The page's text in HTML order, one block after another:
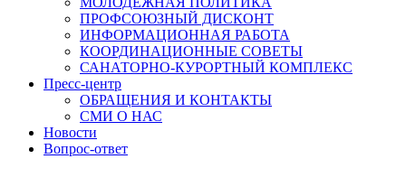
ПРОФСОЮЗНЫЙ ДИСКОНТ
ИНФОРМАЦИОННАЯ РАБОТА
КООРДИНАЦИОННЫЕ СОВЕТЫ
САНАТОРНО-КУРОРТНЫЙ КОМПЛЕКС
Пресс-центр
ОБРАЩЕНИЯ И КОНТАКТЫ
СМИ О НАС
Новости
Вопрос-ответ